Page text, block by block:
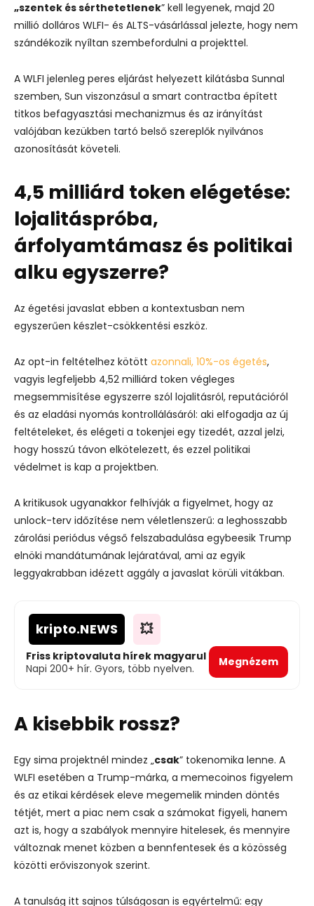
„szentek és sérthetetlenek” kell legyenek, majd 20
millió dolláros WLFI- és ALTS-vásárlással jelezte, hogy nem
szándékozik nyíltan szembefordulni a projekttel.
A WLFI jelenleg peres eljárást helyezett kilátásba Sunnal
szemben, Sun viszonzásul a smart contractba épített
titkos befagyasztási mechanizmus és az irányítást
valójában kezükben tartó belső szereplők nyilvános
azonosítását követeli.
4,5 milliárd token elégetése:
lojalitáspróba,
árfolyamtámasz és politikai
alku egyszerre?
Az égetési javaslat ebben a kontextusban nem
egyszerűen készlet-csökkentési eszköz.
Az opt-in feltételhez kötött azonnali, 10%-os égetés,
vagyis legfeljebb 4,52 milliárd token végleges
megsemmisítése egyszerre szól lojalitásról, reputációról
és az eladási nyomás kontrollálásáról: aki elfogadja az új
feltételeket, és elégeti a tokenjei egy tizedét, azzal jelzi,
hogy hosszú távon elkötelezett, és ezzel politikai
védelmet is kap a projektben.
A kritikusok ugyanakkor felhívják a figyelmet, hogy az
unlock-terv időzítése nem véletlenszerű: a leghosszabb
zárolási periódus végső felszabadulása egybeesik Trump
elnöki mandátumának lejáratával, ami az egyik
leggyakrabban idézett aggály a javaslat körüli vitákban.
kripto.NEWS 💥
Friss kriptovaluta hírek magyarul
Napi 200+ hír. Gyors, több nyelven.
Megnézem
A kisebbik rossz?
Egy sima projektnél mindez „csak” tokenomika lenne. A
WLFI esetében a Trump-márka, a memecoinos figyelem
és az etikai kérdések eleve megemelik minden döntés
tétjét, mert a piac nem csak a számokat figyeli, hanem
azt is, hogy a szabályok mennyire hitelesek, és mennyire
változnak menet közben a bennfentesek és a közösség
közötti erőviszonyok szerint.
A tanulság itt sajnos túlságosan is egyértelmű: egy